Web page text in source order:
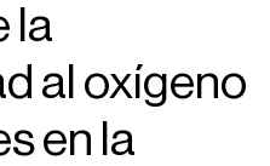
la
al oxígeno
en la